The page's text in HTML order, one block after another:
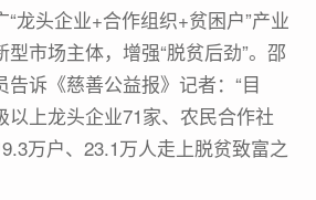
龙头企业+合作组织+贫困户”产业
市场主体，增强“脱贫后劲”。邵
诉《慈善公益报》记者：“目
以上龙头企业71家、农民合作社
万户、23.1万人走上脱贫致富之